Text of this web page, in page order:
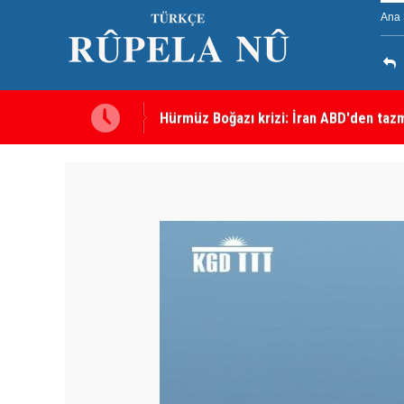
Ana
Hürmüz Boğazı krizi: İran ABD'den